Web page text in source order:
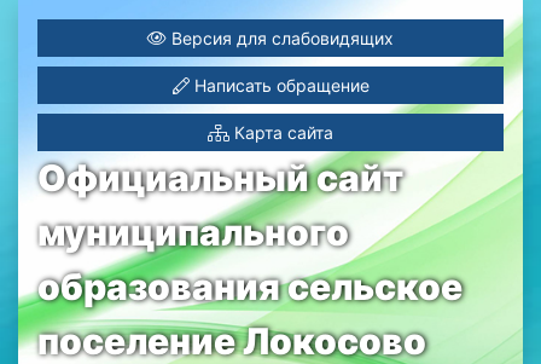
Официальный сайт
муниципального
образования сельское
поселение Локосово
Версия для слабовидящих
Написать обращение
Карта сайта